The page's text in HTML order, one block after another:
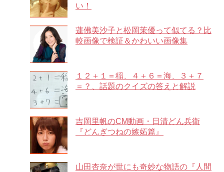
い！
蓮佛美沙子と松岡茉優って似てる？比
較画像で検証＆かわいい画像集
１２＋１＝稲、４＋６＝海、３＋７
＝？、話題のクイズの答えと解説
吉岡里帆のCM動画・日清どん兵衛
『どんぎつねの嫉妬篇』
山田杏奈が世にも奇妙な物語の『人間